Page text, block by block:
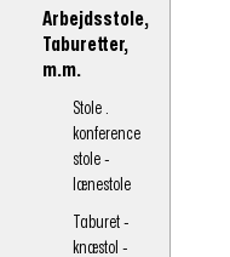
Arbejdsstole,
Taburetter,
m.m.
Stole .
konference
stole -
lænestole
Taburet -
knæstol -